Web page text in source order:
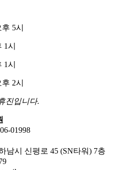
5시
1시
1시
2시
진입니다.
01998
남시 신평로 45 (SN타워) 7층